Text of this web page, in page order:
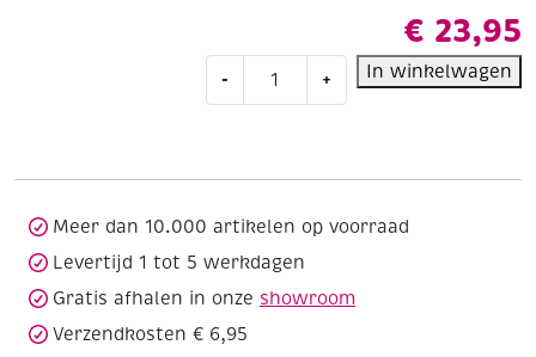
€ 23,95
-
aantal
+ In winkelwagen
Meer dan 10.000 artikelen op voorraad
Levertijd 1 tot 5 werkdagen
Gratis afhalen in onze showroom
Verzendkosten € 6,95